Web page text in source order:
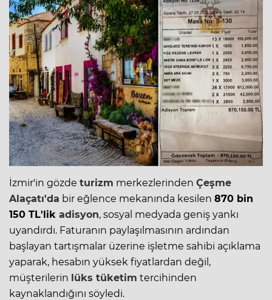
İzmir'in gözde turizm merkezlerinden Çeşme
Alaçatı'da bir eğlence mekanında kesilen 870 bin
150 TL'lik adisyon, sosyal medyada geniş yankı
uyandırdı. Faturanın paylaşılmasının ardından
başlayan tartışmalar üzerine işletme sahibi açıklama
yaparak, hesabın yüksek fiyatlardan değil,
müşterilerin lüks tüketim tercihinden
kaynaklandığını söyledi.